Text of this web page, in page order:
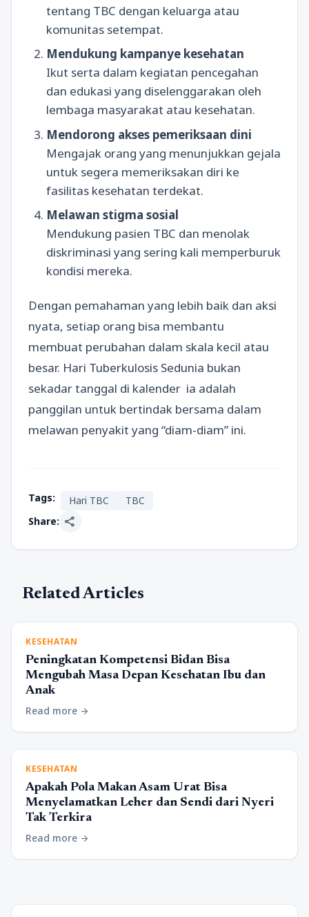
tentang TBC dengan keluarga atau
komunitas setempat.
Mendukung kampanye kesehatan
Ikut serta dalam kegiatan pencegahan
dan edukasi yang diselenggarakan oleh
lembaga masyarakat atau kesehatan.
Mendorong akses pemeriksaan dini
Mengajak orang yang menunjukkan gejala
untuk segera memeriksakan diri ke
fasilitas kesehatan terdekat.
Melawan stigma sosial
Mendukung pasien TBC dan menolak
diskriminasi yang sering kali memperburuk
kondisi mereka.
Dengan pemahaman yang lebih baik dan aksi
nyata, setiap orang bisa membantu
membuat perubahan dalam skala kecil atau
besar. Hari Tuberkulosis Sedunia bukan
sekadar tanggal di kalender ia adalah
panggilan untuk bertindak bersama dalam
melawan penyakit yang “diam-diam” ini.
Tags: Hari TBC
TBC
Share: share
Related Articles
KESEHATAN
Peningkatan Kompetensi Bidan Bisa
Mengubah Masa Depan Kesehatan Ibu dan
Anak
Read more arrow_forward
KESEHATAN
Apakah Pola Makan Asam Urat Bisa
Menyelamatkan Leher dan Sendi dari Nyeri
Tak Terkira
Read more arrow_forward